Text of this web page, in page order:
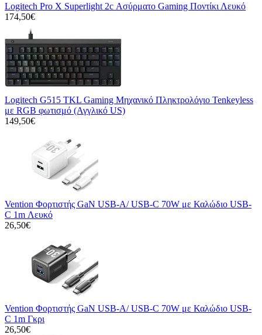
Logitech Pro X Superlight 2c Ασύρματο Gaming Ποντίκι Λευκό
174,50€
Logitech G515 TKL Gaming Μηχανικό Πληκτρολόγιο Tenkeyless
με RGB φωτισμό (Αγγλικό US)
149,50€
Vention Φορτιστής GaN USB-A/ USB-C 70W με Καλώδιο USB-
C 1m Λευκό
26,50€
Vention Φορτιστής GaN USB-A/ USB-C 70W με Καλώδιο USB-
C 1m Γκρι
26,50€